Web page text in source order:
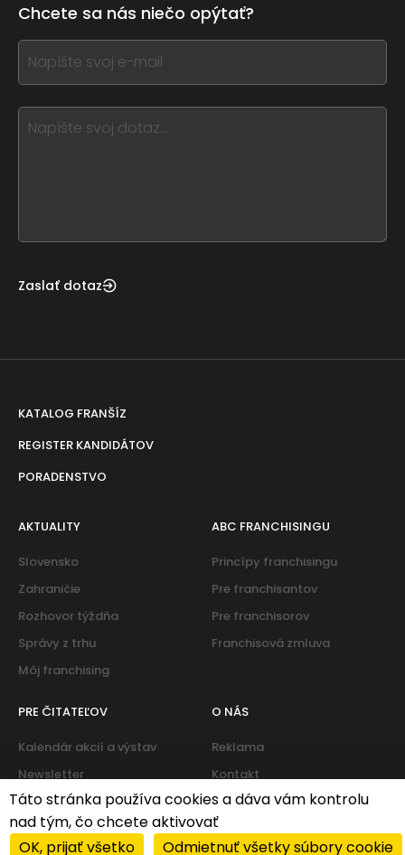
this
form
field
blank
Chcete sa nás niečo opýtať?
If
you
leave
Zaslať dotaz
KATALOG FRANŠÍZ
REGISTER KANDIDÁTOV
PORADENSTVO
AKTUALITY
Slovensko
Zahraničie
Rozhovor týždňa
Správy z trhu
Môj franchising
ABC FRANCHISINGU
Princípy franchisingu
Pre franchisantov
Pre franchisorov
Franchisová zmluva
PRE ČITATEĽOV
Kalendár akcií a výstav
Newsletter
O NÁS
Reklama
Kontakt
Cookies|Zásady ochrany osobných údajov
Táto stránka používa cookies a dáva vám kontrolu
nad tým, čo chcete aktivovať
OK, prijať všetko
Odmietnuť všetky súbory cookie